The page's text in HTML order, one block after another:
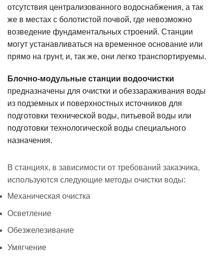
отсутствия централизованного водоснабжения, а так
же в местах с болотистой почвой, где невозможно
возведение фундаментальных строений. Станции
могут устанавливаться на временное основание или
прямо на грунт, и, так же, они легко транспортируемы.
Блочно-модульные станции водоочистки
предназначены для очистки и обеззараживания воды
из подземных и поверхностных источников для
подготовки технической воды, питьевой воды или
подготовки технологической воды специального
назначения.
В станциях, в зависимости от требований заказчика,
используются следующие методы очистки воды:
Механическая очистка
Осветление
Обезжелезивание
Умягчение